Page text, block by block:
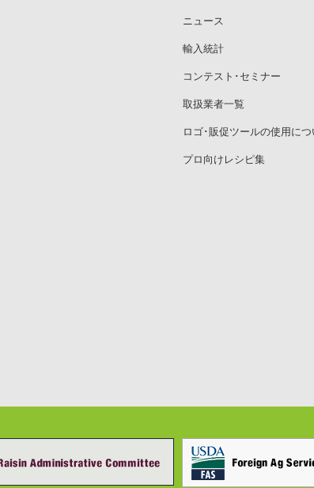
ニュース
輸入統計
コンテスト･セミナー
取扱業者一覧
ロゴ･販促ツールの使用につ
プロ向けレシピ集